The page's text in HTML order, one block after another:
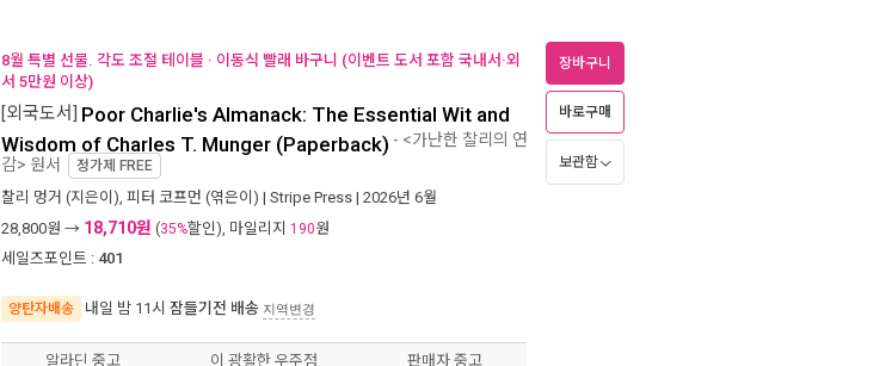
8월 특별 선물. 각도 조절 테이블 · 이동식 빨래 바구니 (이벤트 도서 포함 국내서·외
서 5만원 이상)
[외국도서] Poor Charlie's Almanack: The Essential Wit and
Wisdom of Charles T. Munger (Paperback) - <가난한 찰리의 연
감> 원서 정가제 FREE
찰리 멍거 (지은이), 피터 코프먼 (엮은이) | Stripe Press | 2026년 6월
28,800원 → 18,710원 (35%할인), 마일리지 190원
세일즈포인트 : 401
양탄자배송 내일 밤 11시 잠들기전 배송 지역변경
장바구니
바로구매
보관함
알라딘 중고 이 광활한 우주점 판매자 중고